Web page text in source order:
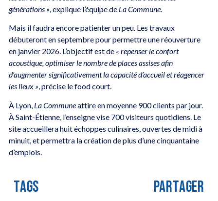
générations », explique l’équipe de La Commune.
Mais il faudra encore patienter un peu. Les travaux
débuteront en septembre pour permettre une réouverture
en janvier 2026. L’objectif est de « repenser le confort
acoustique, optimiser le nombre de places assises afin
d’augmenter significativement la capacité d’accueil et réagencer
les lieux », précise le food court.
À Lyon, La Communeattire en moyenne 900 clients par jour.
À Saint-Étienne, l’enseigne vise 700 visiteurs quotidiens. Le
site accueillera huit échoppes culinaires, ouvertes de midi à
minuit, et permettra la création de plus d’une cinquantaine
d’emplois.
TAGS PARTAGER